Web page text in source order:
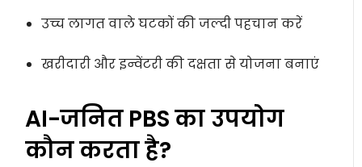
उच्च लागत वाले घटकों की जल्दी पहचान करें
खरीदारी और इन्वेंटरी की दक्षता से योजना बनाएं
AI-जनित PBS का उपयोग
कौन करता है?